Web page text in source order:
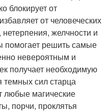
блокирует от
от человеческих
нетерпения, желчности и
помогает решить самые
невероятным и
получает необходимую
сил старца
любые магические
порчи, проклятья